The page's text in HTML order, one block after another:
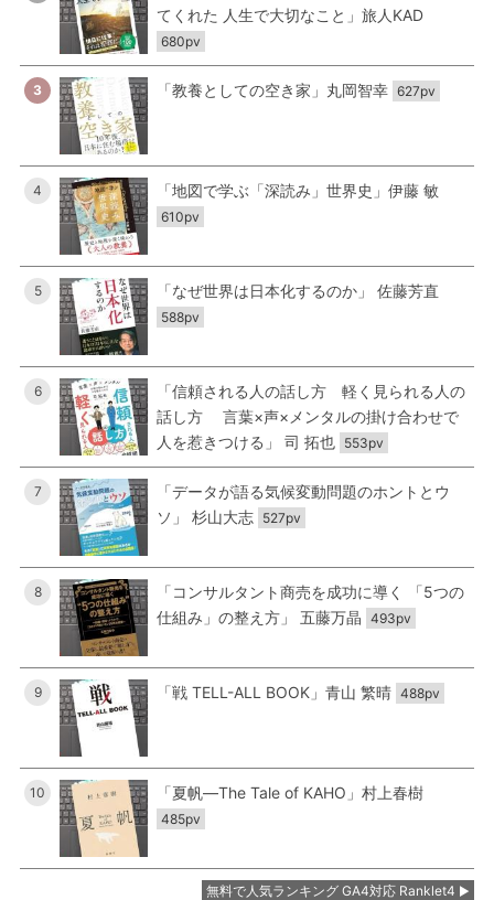
てくれた 人生で大切なこと」旅人KAD
680pv
3 「教養としての空き家」丸岡智幸 627pv
4 「地図で学ぶ「深読み」世界史」伊藤 敏
610pv
5 「なぜ世界は日本化するのか」 佐藤芳直
588pv
6
「信頼される人の話し方 軽く見られる人の
話し方 言葉×声×メンタルの掛け合わせで
人を惹きつける」 司 拓也 553pv
7
「データが語る気候変動問題のホントとウ
ソ」 杉山大志 527pv
8
「コンサルタント商売を成功に導く 「5つの
仕組み」の整え方」 五藤万晶 493pv
9 「戦 TELL-ALL BOOK」青山 繁晴 488pv
10 「夏帆―The Tale of KAHO」村上春樹
485pv
無料で人気ランキング GA4対応 Ranklet4